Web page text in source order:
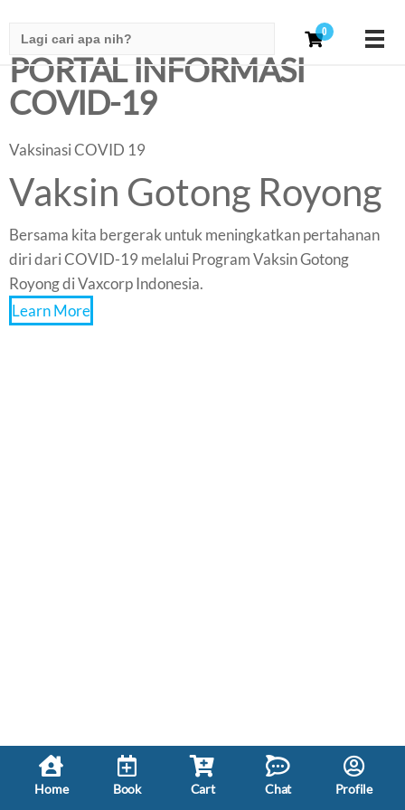
for:
0
PORTAL INFORMASI
COVID-19
Vaksinasi COVID 19
Vaksin Gotong Royong
Bersama kita bergerak untuk meningkatkan pertahanan
diri dari COVID-19 melalui Program Vaksin Gotong
Royong di Vaxcorp Indonesia.
Learn More
Home Book Cart Chat Profile